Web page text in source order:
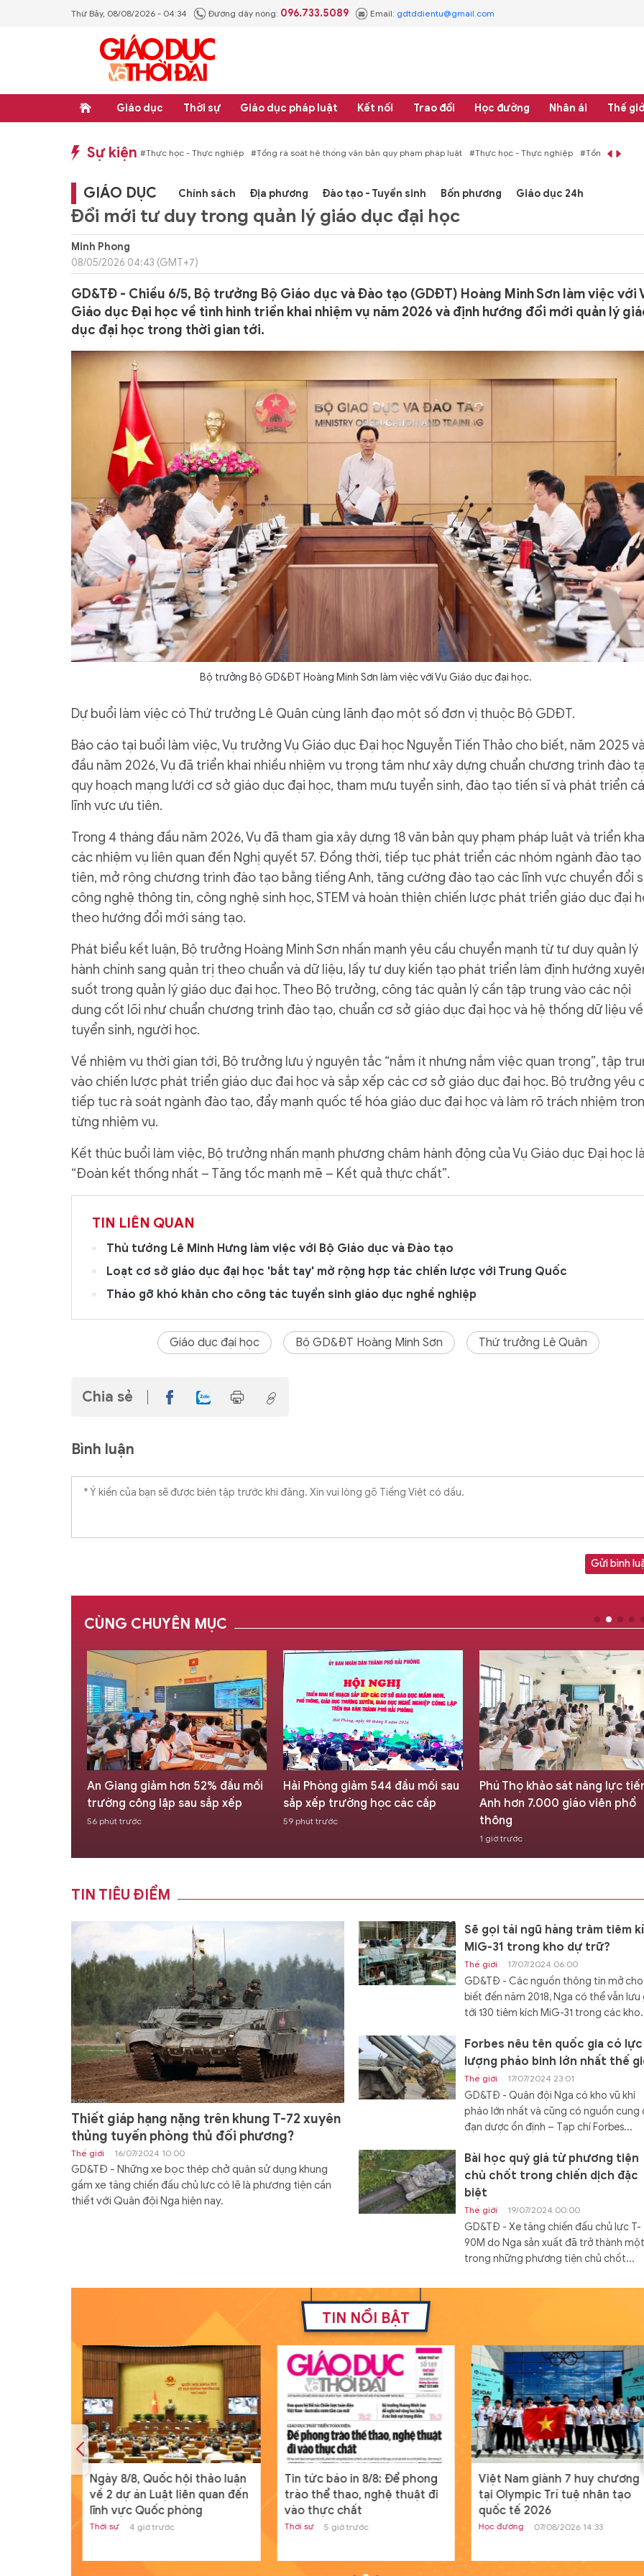
Thứ Bảy, 08/08/2026 - 04:34 Đường dây nóng: 096.733.5089 Email: gdtddientu@gmail.com
Giáo dục Thời sự Giáo dục pháp luật Kết nối Trao đổi Học đường Nhân ái Thế
Sự kiện
văn bản quy phạm pháp luật #Thực học - Thực nghiệp #Tổng rà soát hệ thống văn bản quy phạm pháp luật #Thực học - Thực nghiệp #Tổng rà soát
GIÁO DỤC Chính sách Địa phương Đào tạo - Tuyển sinh Bốn phương Giáo dục 24h
Đổi mới tư duy trong quản lý giáo dục đại học
Minh Phong
08/05/2026 04:43 (GMT+7)
GD&TĐ - Chiều 6/5, Bộ trưởng Bộ Giáo dục và Đào tạo (GDĐT) Hoàng Minh Sơn làm việc với
Giáo dục Đại học về tình hình triển khai nhiệm vụ năm 2026 và định hướng đổi mới quản lý
dục đại học trong thời gian tới.
Bộ trưởng Bộ GD&ĐT Hoàng Minh Sơn làm việc với Vụ Giáo dục đại học.
Dự buổi làm việc có Thứ trưởng Lê Quân cùng lãnh đạo một số đơn vị thuộc Bộ GDĐT.
Báo cáo tại buổi làm việc, Vụ trưởng Vụ Giáo dục Đại học Nguyễn Tiến Thảo cho biết, năm 2025
đầu năm 2026, Vụ đã triển khai nhiều nhiệm vụ trọng tâm như xây dựng chuẩn chương trình đào
quy hoạch mạng lưới cơ sở giáo dục đại học, tham mưu tuyển sinh, đào tạo tiến sĩ và phát triển
lĩnh vực ưu tiên.
Trong 4 tháng đầu năm 2026, Vụ đã tham gia xây dựng 18 văn bản quy phạm pháp luật và triển
các nhiệm vụ liên quan đến Nghị quyết 57. Đồng thời, tiếp tục phát triển các nhóm ngành đào tạo
tiên, mở rộng chương trình đào tạo bằng tiếng Anh, tăng cường đào tạo các lĩnh vực chuyển đổi
công nghệ thông tin, công nghệ sinh học, STEM và hoàn thiện chiến lược phát triển giáo dục đại
theo hướng đổi mới sáng tạo.
Phát biểu kết luận, Bộ trưởng Hoàng Minh Sơn nhấn mạnh yêu cầu chuyển mạnh từ tư duy quản lý
hành chính sang quản trị theo chuẩn và dữ liệu, lấy tư duy kiến tạo phát triển làm định hướng
suốt trong quản lý giáo dục đại học. Theo Bộ trưởng, công tác quản lý cần tập trung vào các nội
dung cốt lõi như chuẩn chương trình đào tạo, chuẩn cơ sở giáo dục đại học và hệ thống dữ liệu về
tuyển sinh, người học.
Về nhiệm vụ thời gian tới, Bộ trưởng lưu ý nguyên tắc “nắm ít nhưng nắm việc quan trọng”, tập
vào chiến lược phát triển giáo dục đại học và sắp xếp các cơ sở giáo dục đại học. Bộ trưởng yêu
tiếp tục rà soát ngành đào tạo, đẩy mạnh quốc tế hóa giáo dục đại học và làm rõ trách nhiệm
từng nhiệm vụ.
Kết thúc buổi làm việc, Bộ trưởng nhấn mạnh phương châm hành động của Vụ Giáo dục Đại học
“Đoàn kết thống nhất – Tăng tốc mạnh mẽ – Kết quả thực chất”.
TIN LIÊN QUAN
Thủ tướng Lê Minh Hưng làm việc với Bộ Giáo dục và Đào tạo
Loạt cơ sở giáo dục đại học 'bắt tay' mở rộng hợp tác chiến lược với Trung Quốc
Tháo gỡ khó khăn cho công tác tuyển sinh giáo dục nghề nghiệp
Giáo dục đại học Bộ GD&ĐT Hoàng Minh Sơn Thứ trưởng Lê Quân
Chia sẻ
Bình luận
Gửi bình
CÙNG CHUYÊN MỤC
An Giang giảm hơn 52% đầu mối
trường công lập sau sắp xếp
56 phút trước
Hải Phòng giảm 544 đầu mối sau
sắp xếp trường học các cấp
59 phút trước
Phú Thọ khảo sát năng lực
Anh hơn 7.000 giáo viên phổ
thông
1 giờ trước
TIN TIÊU ĐIỂM
Thiết giáp hạng nặng trên khung T-72 xuyên
thủng tuyến phòng thủ đối phương?
Thế giới 16/07/2024 10:00
GD&TĐ - Những xe bọc thép chở quân sử dụng khung
gầm xe tăng chiến đấu chủ lực có lẽ là phương tiện cần
thiết với Quân đội Nga hiện nay.
Sẽ gọi tái ngũ hàng trăm tiêm
MiG-31 trong kho dự trữ?
Thế giới 17/07/2024 06:00
GD&TĐ - Các nguồn thông tin mở cho
biết đến năm 2018, Nga có thể vẫn lưu
tới 130 tiêm kích MiG-31 trong các
Forbes nêu tên quốc gia có lực
lượng pháo binh lớn nhất thế
Thế giới 17/07/2024 23:01
GD&TĐ - Quân đội Nga có kho vũ khí
pháo lớn nhất và cũng có nguồn cung
đạn dược ổn định – Tạp chí Forbes...
Bài học quý giá từ phương tiện
chủ chốt trong chiến dịch đặc
biệt
Thế giới 19/07/2024 00:00
GD&TĐ - Xe tăng chiến đấu chủ lực T-
90M do Nga sản xuất đã trở thành một
trong những phương tiện chủ chốt...
Đóng hàng loạt tàu đổ bộ Dự
án 11711 mang lại khả năng tác chiến
hơn cho Hải quân Nga.
Nam sinh người Tày đỗ đầu khối
A01 tỉnh Lạng Sơn từng bỏ
loại HSG quốc gia
Học đường 20/07/2024 00:04
GD&TĐ - Dù điều kiện học tập có phần
hạn chế nhưng, Dương Đình Thanh
dân tộc Tày vẫn sở hữu điểm số ba
Tìm ra nguyên nhân máy tính
TIN NỔI BẬT
Ngày 8/8, Quốc hội thảo luận
về 2 dự án Luật liên quan đến
lĩnh vực Quốc phòng
Thời sự 4 giờ trước
Tin tức báo in 8/8: Để phong
trào thể thao, nghệ thuật đi
vào thực chất
Thời sự 5 giờ trước
Việt Nam giành 7 huy chương
tại Olympic Trí tuệ nhân tạo
quốc tế 2026
Học đường 07/08/2026 14:33